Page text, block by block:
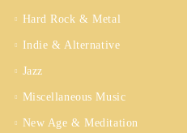
Hard Rock & Metal
Indie & Alternative
Jazz
Miscellaneous Music
New Age & Meditation